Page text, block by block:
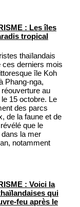
: Les îles
tropical
thaïlandais
ces derniers mois
île Koh
Phang-nga,
au
15 octobre. Le
des parcs
de la faune et de
que le
la mer
notamment
: Voici la
qui
feu après le